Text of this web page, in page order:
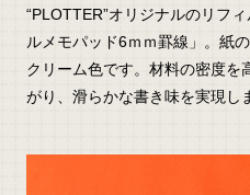
“PLOTTER”オリジナルのリフ
ルメモパッド6ｍｍ罫線」。紙
クリーム色です。材料の密度を
がり、滑らかな書き味を実現し